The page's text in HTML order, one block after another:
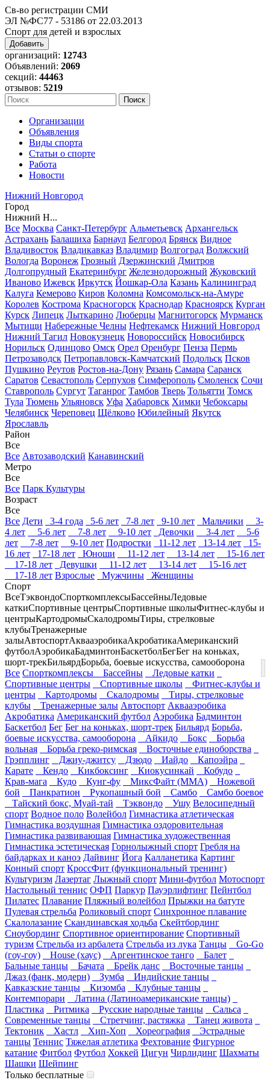
Св-во регистрации СМИ
ЭЛ №ФС77 - 53186 от 22.03.2013
Спорт для детей и взрослых
Добавить
организаций: 12743
Объявлений: 2069
секций: 44463
отзывов: 5219
Организации
Объявления
Виды спорта
Статьи о спорте
Работа
Новости
Нижний Новгород
Город
Нижний Н...
Все Москва Санкт-Петербург Альметьевск Архангельск
Астрахань Балашиха Барнаул Белгород Брянск Видное
Владивосток Владикавказ Владимир Волгоград Волжский
Вологда Воронеж Грозный Дзержинский Дмитров
Долгопрудный Екатеринбург Железнодорожный Жуковский
Иваново Ижевск Иркутск Йошкар-Ола Казань Калининград
Калуга Кемерово Киров Коломна Комсомольск-на-Амуре
Королев Кострома Красногорск Краснодар Красноярск Курган
Курск Липецк Лыткарино Люберцы Магнитогорск Мурманск
Мытищи Набережные Челны Нефтекамск Нижний Новгород
Нижний Тагил Новокузнецк Новороссийск Новосибирск
Норильск Одинцово Омск Орел Оренбург Пенза Пермь
Петрозаводск Петропавловск-Камчатский Подольск Псков
Пушкино Реутов Ростов-на-Дону Рязань Самара Саранск
Саратов Севастополь Серпухов Симферополь Смоленск Сочи
Ставрополь Сургут Таганрог Тамбов Тверь Тольятти Томск
Тула Тюмень Ульяновск Уфа Хабаровск Химки Чебоксары
Челябинск Череповец Щёлково Юбилейный Якутск
Ярославль
Район
Все
Все Автозаводский Канавинский
Метро
Все
Все Парк Культуры
Возраст
Все
Все Дети 3-4 года 5-6 лет 7-8 лет 9-10 лет Мальчики
3-
4 лет
5-6 лет 7-8 лет 9-10 лет Девочки 3-4 лет
5-6
лет
7-8 лет 9-10 лет Подростки 11-12 лет 13-14 лет
15-
16 лет
17-18 лет Юноши 11-12 лет 13-14 лет
15-16 лет
17-18 лет
Девушки 11-12 лет 13-14 лет
15-16 лет
17-18 лет Взрослые Мужчины
Женщины
Спорт
ВсеТэквондоСпорткомплексыБассейныЛедовые
каткиСпортивные центрыСпортивные школыФитнес-клубы и
центрыКартодромыСкалодромыТиры, стрелковые
клубыТренажерные
залыАвтоспортАквааэробикаАкробатикаАмериканский
футболАэробикаБадминтонБаскетболБегБег на коньках,
шорт-трекБильярдБорьба, боевые искусства, самооборона
Все Спорткомплексы Бассейны
Ледовые катки
Спортивные центры
Спортивные школы
Фитнес-клубы и
центры
Картодромы Скалодромы
Тиры, стрелковые
клубы
Тренажерные залы Автоспорт Аквааэробика
Акробатика Американский футбол Аэробика Бадминтон
Баскетбол Бег Бег на коньках, шорт-трек Бильярд Борьба,
боевые искусства, самооборона
Айкидо Бокс
Борьба
вольная
Борьба греко-римская
Восточные единоборства
Грэпплинг
Джиу-джитсу Дзюдо Иайдо
Капоэйра
Карате
Кендо Кикбоксинг Киокусинкай
Кобудо
Крав-мага
Кудо Кунг-фу МиксФайт (ММА)
Ножевой
бой
Панкратион Рукопашный бой Самбо
Самбо боевое
Тайский бокс, Муай-тай
Тэквондо Ушу Велосипедный
спорт Водное поло Волейбол Гимнастика атлетическая
Гимнастика воздушная Гимнастика оздоровительная
Гимнастика развивающая Гимнастика художественная
Гимнастика эстетическая Горнолыжный спорт Гребля на
байдарках и каноэ Дайвинг Йога Калланетика Картинг
Конный спорт КроссФит (функциональный тренинг)
Культуризм Лазертаг Лыжный спорт Мини-футбол Мотоспорт
Настольный теннис ОФП Паркур Пауэрлифтинг Пейнтбол
Пилатес Плавание Пляжный волейбол Прыжки на батуте
Пулевая стрельба Роликовый спорт Синхронное плавание
Скалолазание Скандинавская ходьба Скейтбординг
Сноубординг Спортивное ориентирование Спортивный
туризм Стрельба из арбалета Стрельба из лука Танцы
Go-Go
(гоу-гоу)
House (хаус) Аргентинское танго
Балет
Бальные танцы
Бачата Брейк данс
Восточные танцы
Джаз (фанк, модерн)
Зумба
Индийские танцы
Кавказские танцы
Кизомба
Клубные танцы
Контемпорари
Латина (Латиноамериканские танцы)
Пластика
Ритмика Русские народные танцы
Сальса
Современные танцы
Стретчинг, растяжка
Танец живота
Тектоник
Хастл Хип-Хоп Хореография
Эстрадные
танцы Теннис Тяжелая атлетика Фехтование Фигурное
катание Фитбол Футбол Хоккей Цигун Чирлидинг Шахматы
Шашки Шейпинг
Только бесплатные